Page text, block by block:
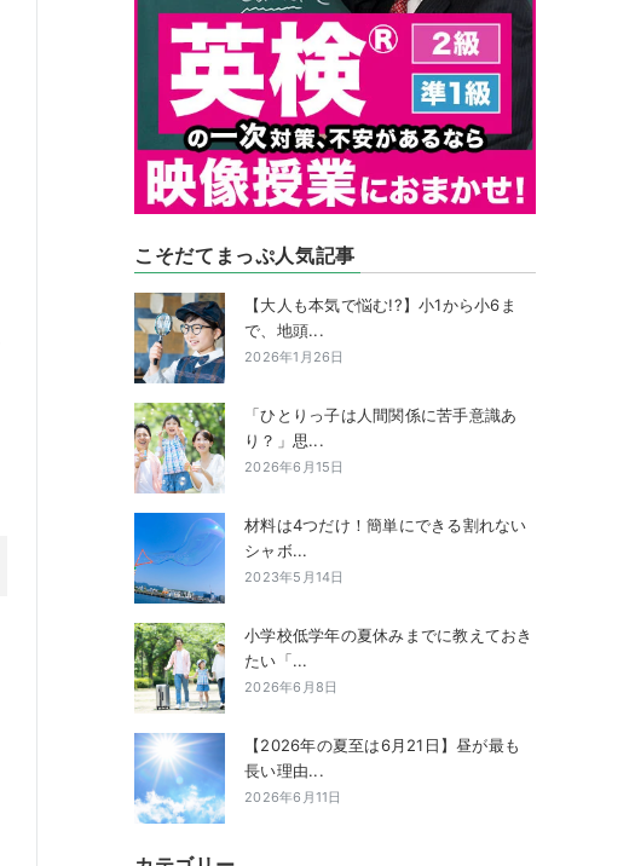
こそだてまっぷ人気記事
【大人も本気で悩む!?】小1から小6ま
で、地頭...
2026年1月26日
「ひとりっ子は人間関係に苦手意識あ
り？」思...
2026年6月15日
材料は4つだけ！簡単にできる割れない
シャボ...
2023年5月14日
小学校低学年の夏休みまでに教えておき
たい「...
2026年6月8日
【2026年の夏至は6月21日】昼が最も
長い理由...
2026年6月11日